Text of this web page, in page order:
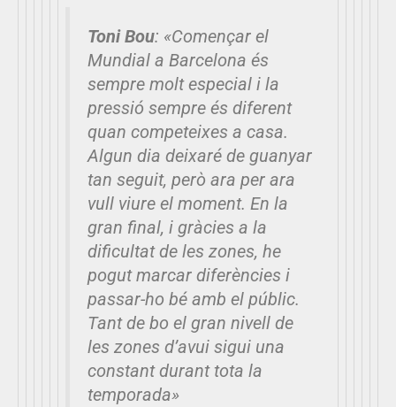
Toni Bou: «Començar el
Mundial a Barcelona és
sempre molt especial i la
pressió sempre és diferent
quan competeixes a casa.
Algun dia deixaré de guanyar
tan seguit, però ara per ara
vull viure el moment. En la
gran final, i gràcies a la
dificultat de les zones, he
pogut marcar diferències i
passar-ho bé amb el públic.
Tant de bo el gran nivell de
les zones d’avui sigui una
constant durant tota la
temporada»